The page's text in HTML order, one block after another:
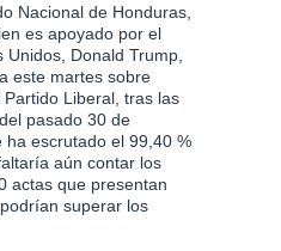
Nacional de Honduras,
es apoyado por el
Donald Trump,
este martes sobre
Liberal, tras las
pasado 30 de
ha escrutado el 99,40 %
aún contar los
actas que presentan
superar los